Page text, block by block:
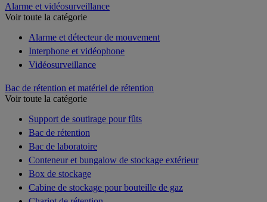
Alarme et vidéosurveillance
Voir toute la catégorie
Alarme et détecteur de mouvement
Interphone et vidéophone
Vidéosurveillance
Bac de rétention et matériel de rétention
Voir toute la catégorie
Support de soutirage pour fûts
Bac de rétention
Bac de laboratoire
Conteneur et bungalow de stockage extérieur
Box de stockage
Cabine de stockage pour bouteille de gaz